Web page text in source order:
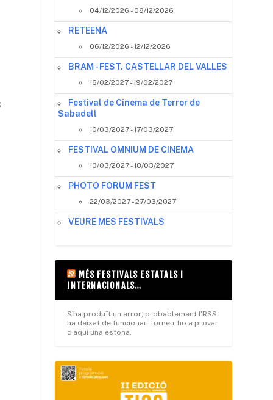
04/12/2026 - 08/12/2026
RETEENA
06/12/2026 - 12/12/2026
BRAM - FEST. CASTELLAR DEL VALLES
16/02/2027 - 19/02/2027
Festival de Cinema de Terror de
Sabadell
10/03/2027 - 17/03/2027
FESTIVAL OMNIUM DE CINEMA
10/03/2027 - 18/03/2027
PHOTO FORUM FEST
22/03/2027 - 27/03/2027
VEURE MES FESTIVALS
MÉS FESTIVALS ESTATALS I
INTERNACIONALS…
S'ha produït un error; probablement l'RSS
ha deixat de funcionar. Torneu-ho a provar
d'aquí una estona.